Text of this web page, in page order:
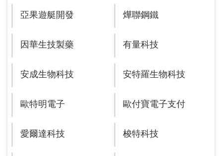
亞果遊艇開發 燁聯鋼鐵
因華生技製藥 有量科技
安成生物科技 安特羅生物科技
歐特明電子 歐付寶電子支付
愛爾達科技 梭特科技